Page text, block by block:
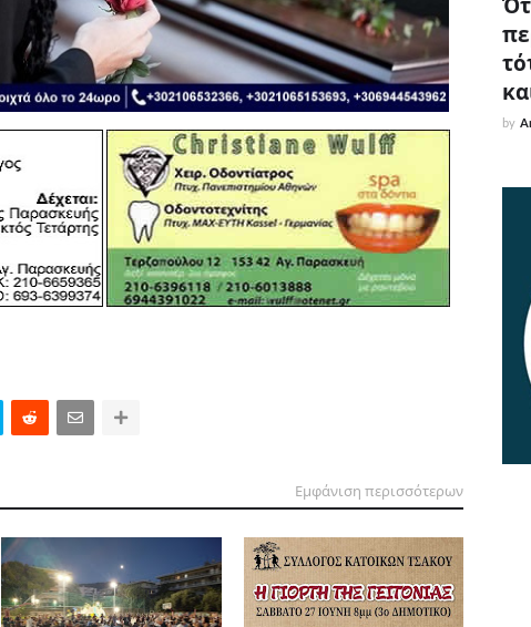
Εμφάνιση περισσότερων
by